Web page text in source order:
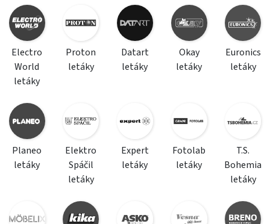
Electro
World
letáky
Proton
letáky
Datart
letáky
Okay
letáky
Euronics
letáky
Planeo
letáky
Elektro
Spáčil
letáky
Expert
letáky
Fotolab
letáky
T.S.
Bohemia
letáky